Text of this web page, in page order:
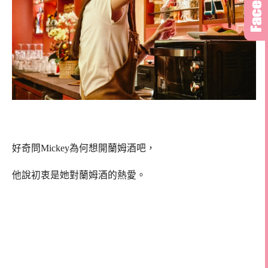
好奇問Mickey為何想開蘭姆酒吧，
他說初衷是她對蘭姆酒的熱愛。